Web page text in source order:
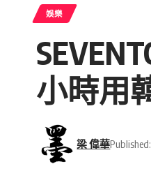
娛樂
小時用
梁 偉華